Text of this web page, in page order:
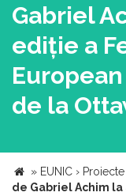
Gabriel
ediție a
de la
» EUNIC ›
de Gabriel Achim